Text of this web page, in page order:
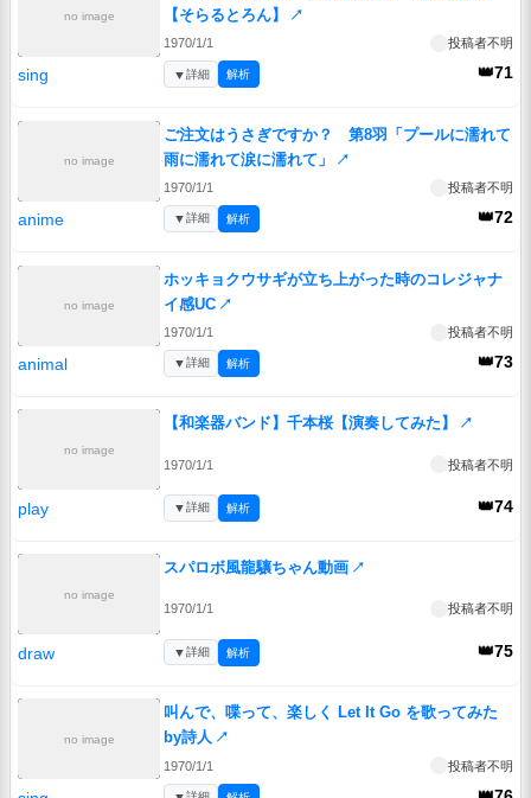
no image
【そらるとろん】
↗
1970/1/1 投稿者不明
sing 👑71
▼詳細 解析
no image
ご注文はうさぎですか？ 第8羽「プールに濡れて
雨に濡れて涙に濡れて」
↗
1970/1/1 投稿者不明
anime 👑72
▼詳細 解析
no image
ホッキョクウサギが立ち上がった時のコレジャナ
イ感UC ↗
1970/1/1 投稿者不明
animal 👑73
▼詳細 解析
no image
【和楽器バンド】千本桜【演奏してみた】 ↗
1970/1/1 投稿者不明
play 👑74
▼詳細 解析
no image
スパロボ風龍驤ちゃん動画 ↗
1970/1/1 投稿者不明
draw 👑75
▼詳細 解析
no image
叫んで、喋って、楽しく Let It Go を歌ってみた
by詩人 ↗
1970/1/1 投稿者不明